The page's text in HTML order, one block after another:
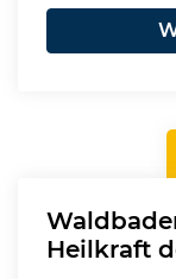
Heilkraft